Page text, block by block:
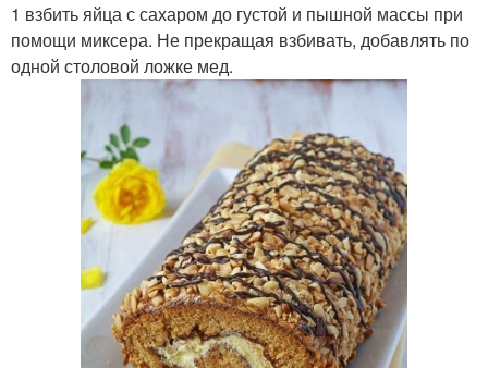
1 взбить яйца с сахаром до густой и пышной массы при
помощи миксера. Не прекращая взбивать, добавлять по
одной столовой ложке мед.